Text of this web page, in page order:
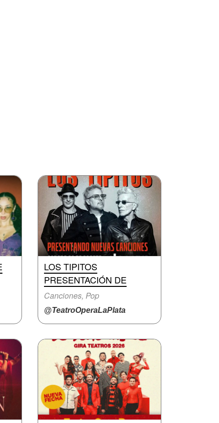
LOS TIPITOS
PRESENTACIÓN DE
Canciones, Pop
@TeatroOperaLaPlata